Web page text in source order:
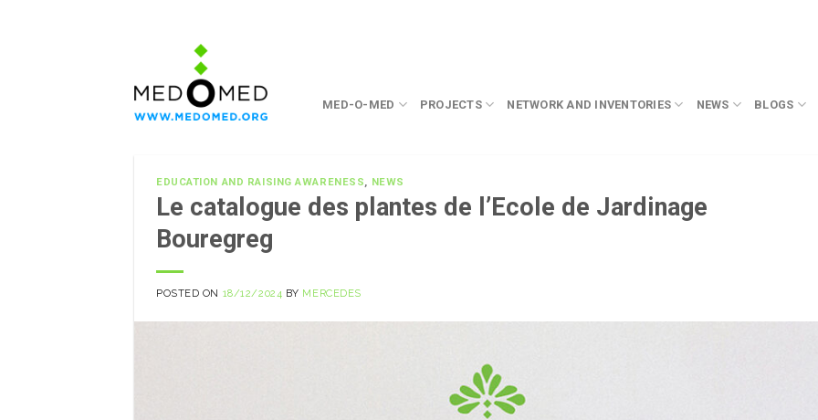
MED-O-MED PROJECTS NETWORK AND INVENTORIES NEWS BLOGS
EDUCATION AND RAISING AWARENESS, NEWS
Le catalogue des plantes de l’Ecole de Jardinage
Bouregreg
POSTED ON 18/12/2024 BY MERCEDES